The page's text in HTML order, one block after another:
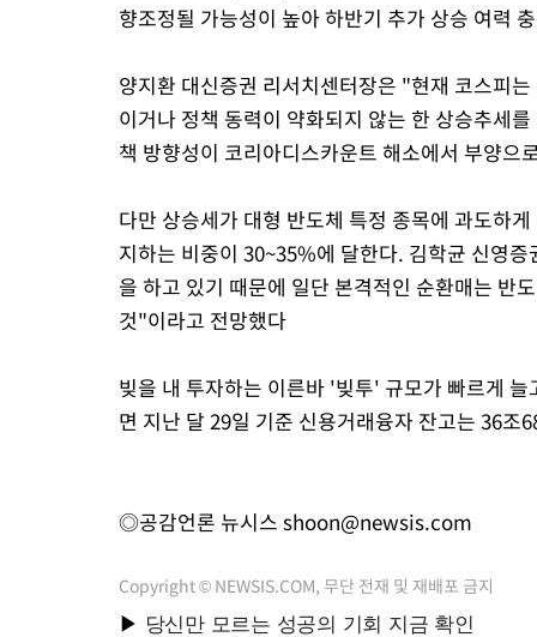
향조정될 가능성이 높아 하반기 추가 상승 여력
양지환 대신증권 리서치센터장은 "현재 코스피
이거나 정책 동력이 약화되지 않는 한 상승추세
책 방향성이 코리아디스카운트 해소에서 부양으
다만 상승세가 대형 반도체 특정 종목에 과도하
지하는 비중이 30~35%에 달한다. 김학균 신영
을 하고 있기 때문에 일단 본격적인 순환매는 반
것"이라고 전망했다
빚을 내 투자하는 이른바 '빚투' 규모가 빠르게
면 지난 달 29일 기준 신용거래융자 잔고는 36조
◎공감언론 뉴시스 shoon@newsis.com
Copyright © NEWSIS.COM, 무단 전재 및 재배포 금지